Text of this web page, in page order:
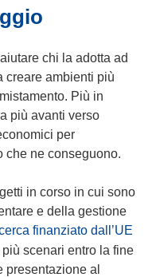
chi la adotta ad
creare ambienti più
Più in
più avanti verso
per
che ne conseguono.
in corso in cui sono
e della gestione
finanziato dall’UE
s
scenari entro la fine
presentazione al